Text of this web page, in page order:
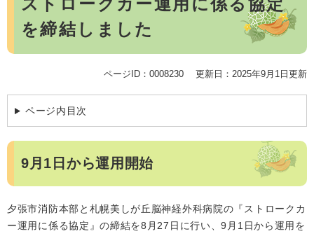
ストロークカー運用に係る協定
を締結しました
ページID：0008230 更新日：2025年9月1日更新
ページ内目次
9月1日から運用開始
夕張市消防本部と札幌美しが丘脳神経外科病院の『ストロークカ
ー運用に係る協定』の締結を8月27日に行い、9月1日から運用を